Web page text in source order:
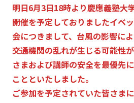
明日6月3日18時より慶應義塾大
開催を予定しておりましたイベ
会につきまして、台風の影響に
交通機関の乱れが生じる可能性
さまおよび講師の安全を最優先
ことといたしました。
ご参加を予定されていた皆さま